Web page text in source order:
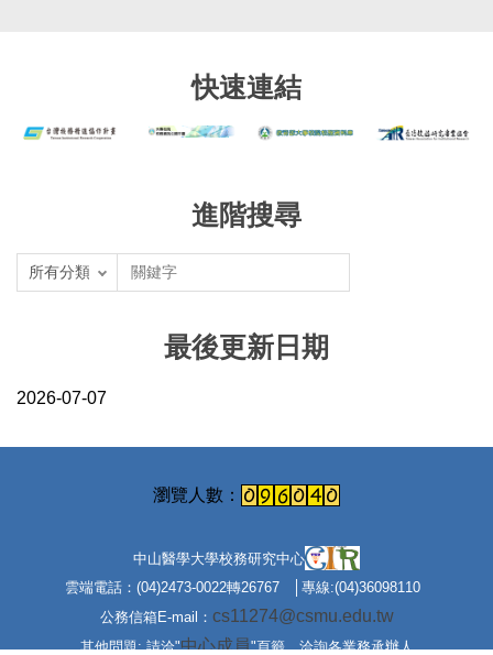
快速連結
進階搜尋
最後更新日期
2026-07-07
中山醫學大學校務研究中心
雲端電話：(04)2473-0022轉26767 │專線:(04)36098110
公務信箱E-mail： cs11274@csmu.edu.tw
其他問題: 請洽"中心成員"頁籤，洽詢各業務承辦人